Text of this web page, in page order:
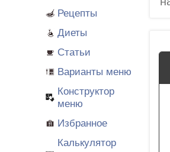
Рецепты
Диеты
Статьи
Варианты меню
Конструктор
меню
Избранное
Калькулятор